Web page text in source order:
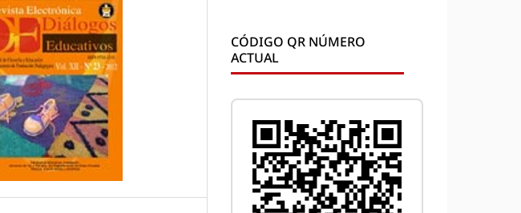
CÓDIGO QR NÚMERO
ACTUAL